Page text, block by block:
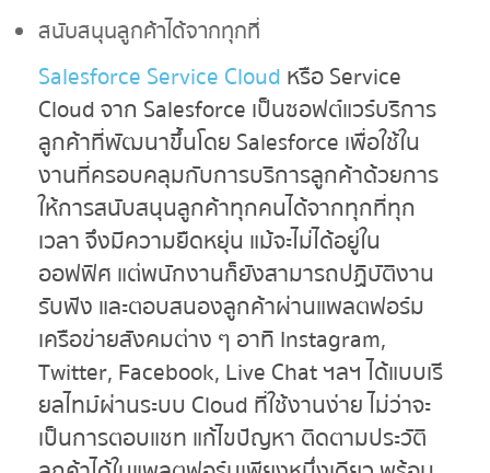
สนับสนุนลูกค้าได้จากทุกที่
Salesforce Service Cloud หรือ Service
Cloud จาก Salesforce เป็นซอฟต์แวร์บริการ
ลูกค้าที่พัฒนาขึ้นโดย Salesforce เพื่อใช้ใน
งานที่ครอบคลุมกับการบริการลูกค้าด้วยการ
ให้การสนับสนุนลูกค้าทุกคนได้จากทุกที่ทุก
เวลา จึงมีความยืดหยุ่น แม้จะไม่ได้อยู่ใน
ออฟฟิศ แต่พนักงานก็ยังสามารถปฏิบัติงาน
รับฟัง และตอบสนองลูกค้าผ่านแพลตฟอร์ม
เครือข่ายสังคมต่าง ๆ อาทิ Instagram,
Twitter, Facebook, Live Chat ฯลฯ ได้แบบเรี
ยลไทม์ผ่านระบบ Cloud ที่ใช้งานง่าย ไม่ว่าจะ
เป็นการตอบแชท แก้ไขปัญหา ติดตามประวัติ